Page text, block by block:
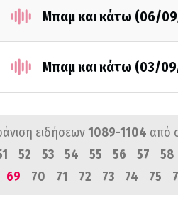
Μπαμ και κάτω (06/
Μπαμ και κάτω (03/
ειδήσεων1089-1104 από
52 53 54 55 56 57 58
69 70 71 72 73 74 75